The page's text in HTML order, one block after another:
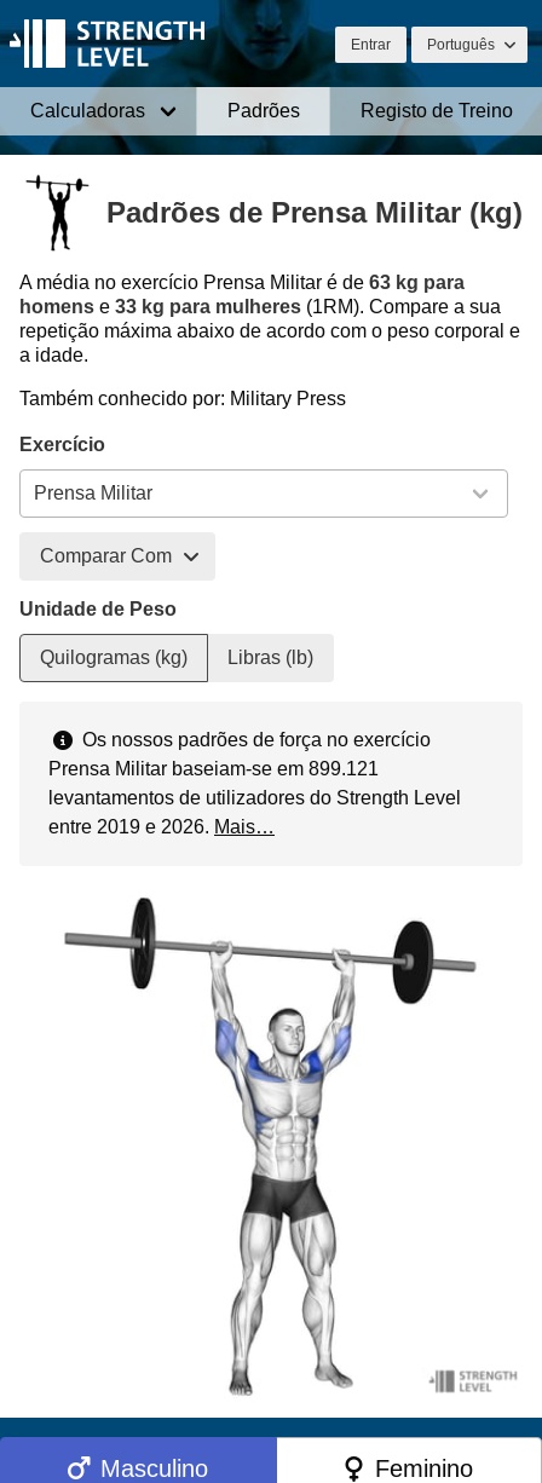
Entrar Português
Calculadoras Padrões Registo de Treino
Padrões de Prensa Militar (kg)
A média no exercício Prensa Militar é de 63 kg para
homens e 33 kg para mulheres (1RM). Compare a sua
repetição máxima abaixo de acordo com o peso corporal e
a idade.
Também conhecido por: Military Press
Exercício
Comparar Com
Unidade de Peso
Quilogramas (kg) Libras (lb)
Os nossos padrões de força no exercício
Prensa Militar baseiam-se em 899.121
levantamentos de utilizadores do Strength Level
entre 2019 e 2026. Mais…
Masculino Feminino